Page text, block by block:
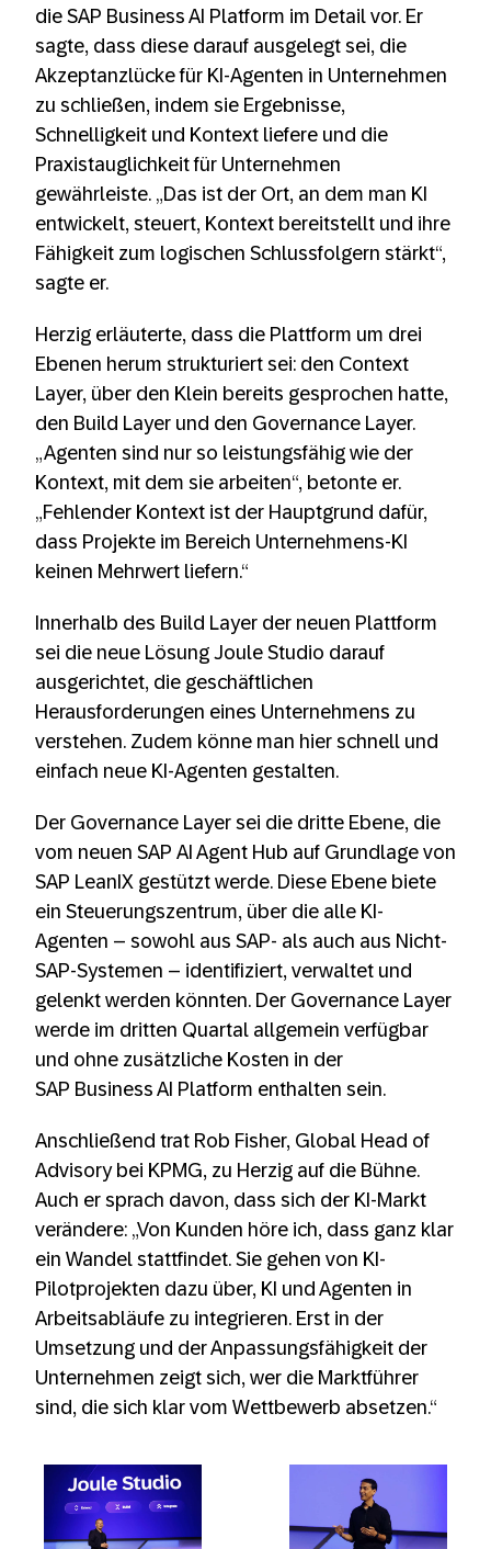
die SAP Business AI Platform im Detail vor. Er
sagte, dass diese darauf ausgelegt sei, die
Akzeptanzlücke für KI-Agenten in Unternehmen
zu schließen, indem sie Ergebnisse,
Schnelligkeit und Kontext liefere und die
Praxistauglichkeit für Unternehmen
gewährleiste. „Das ist der Ort, an dem man KI
entwickelt, steuert, Kontext bereitstellt und ihre
Fähigkeit zum logischen Schlussfolgern stärkt“,
sagte er.
Herzig erläuterte, dass die Plattform um drei
Ebenen herum strukturiert sei: den Context
Layer, über den Klein bereits gesprochen hatte,
den Build Layer und den Governance Layer.
„Agenten sind nur so leistungsfähig wie der
Kontext, mit dem sie arbeiten“, betonte er.
„Fehlender Kontext ist der Hauptgrund dafür,
dass Projekte im Bereich Unternehmens-KI
keinen Mehrwert liefern.“
Innerhalb des Build Layer der neuen Plattform
sei die neue Lösung Joule Studio darauf
ausgerichtet, die geschäftlichen
Herausforderungen eines Unternehmens zu
verstehen. Zudem könne man hier schnell und
einfach neue KI-Agenten gestalten.
Der Governance Layer sei die dritte Ebene, die
vom neuen SAP AI Agent Hub auf Grundlage von
SAP LeanIX gestützt werde. Diese Ebene biete
ein Steuerungszentrum, über die alle KI-
Agenten – sowohl aus SAP- als auch aus Nicht-
SAP-Systemen – identifiziert, verwaltet und
gelenkt werden könnten. Der Governance Layer
werde im dritten Quartal allgemein verfügbar
und ohne zusätzliche Kosten in der
SAP Business AI Platform enthalten sein.
Anschließend trat Rob Fisher, Global Head of
Advisory bei KPMG, zu Herzig auf die Bühne.
Auch er sprach davon, dass sich der KI-Markt
verändere: „Von Kunden höre ich, dass ganz klar
ein Wandel stattfindet. Sie gehen von KI-
Pilotprojekten dazu über, KI und Agenten in
Arbeitsabläufe zu integrieren. Erst in der
Umsetzung und der Anpassungsfähigkeit der
Unternehmen zeigt sich, wer die Marktführer
sind, die sich klar vom Wettbewerb absetzen.“